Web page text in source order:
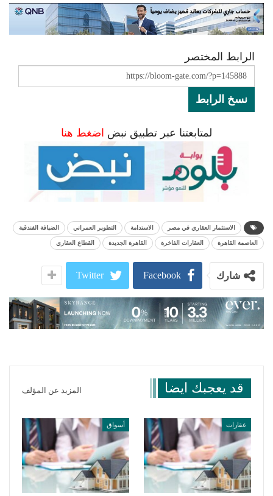
الرابط المختصر
نسخ الرابط
لمتابعتنا عبر تطبيق نبض اضغط هنا
الاستثمار العقاري في مصر الاستدامة التطوير العمراني الضيافة الفندقية
العاصمة القاهرة العقارات الفاخرة القاهرة الجديدة القطاع العقاري
شارك Facebook
Twitter
قد يعجبك ايضا المزيد عن المؤلف
عقارات أسواق